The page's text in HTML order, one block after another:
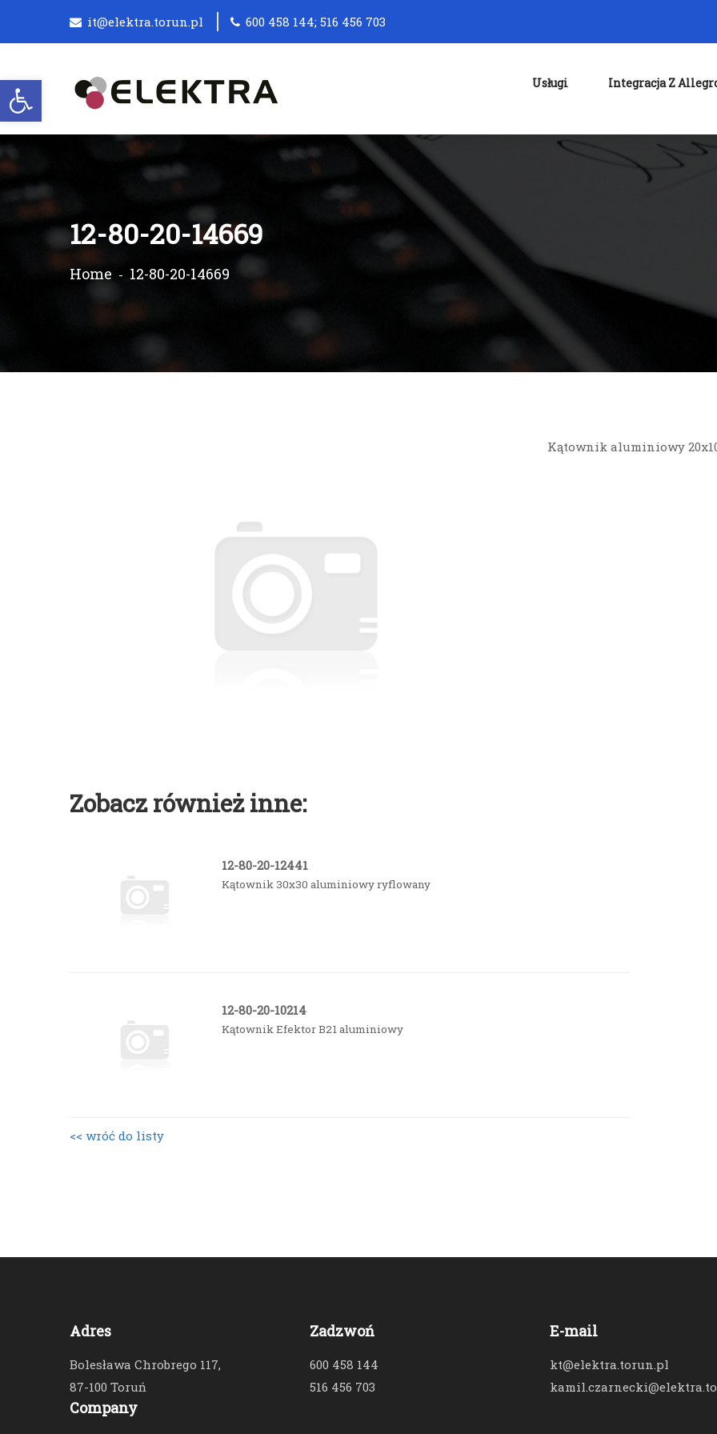
Otwórz pasek narzędzi
it@elektra.torun.pl 600 458 144; 516 456 703
Usługi Integracja Z
12-80-20-14669
Home 12-80-20-14669
Kątownik aluminiowy
Zobacz również inne:
12-80-20-12441
Kątownik 30x30 aluminiowy ryflowany
12-80-20-10214
Kątownik Efektor B21 aluminiowy
<< wróć do listy
Adres
Bolesława Chrobrego 117,
87-100 Toruń
Company
Zadzwoń
600 458 144
516 456 703
E-mail
kt@elektra.torun.pl